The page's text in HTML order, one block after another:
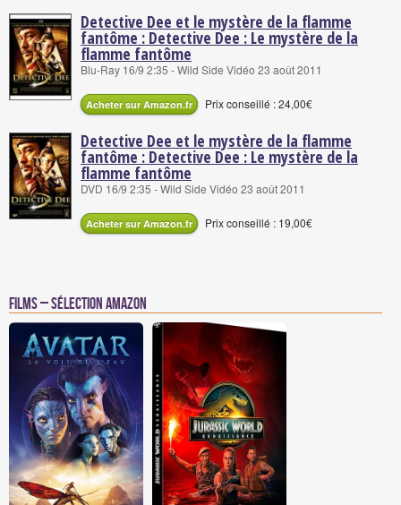
Detective Dee et le mystère de la flamme
fantôme : Detective Dee : Le mystère de la
flamme fantôme
Blu-Ray 16/9 2:35 - Wild Side Vidéo 23 août 2011
Acheter sur Amazon.fr Prix conseillé : 24,00€
Detective Dee et le mystère de la flamme
fantôme : Detective Dee : Le mystère de la
flamme fantôme
DVD 16/9 2:35 - Wild Side Vidéo 23 août 2011
Acheter sur Amazon.fr Prix conseillé : 19,00€
Films – Sélection Amazon